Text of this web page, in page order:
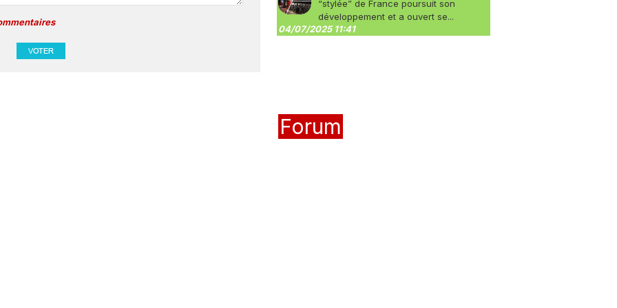
“stylée” de France poursuit son
développement et a ouvert se...
04/07/2025 11:41
Forum